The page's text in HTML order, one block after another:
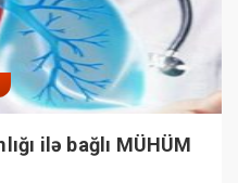
ilə bağlı MÜHÜM